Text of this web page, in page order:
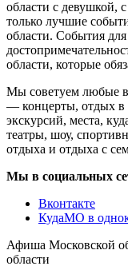
области с девушкой,
только лучшие
области. События
области, которые
Мы советуем любые
— концерты, отдых в
экскурсий, места,
театры, шоу,
отдыха и отдыха с
Мы в социальных
Вконтакте
КудаМО в
Афиша Московской
области